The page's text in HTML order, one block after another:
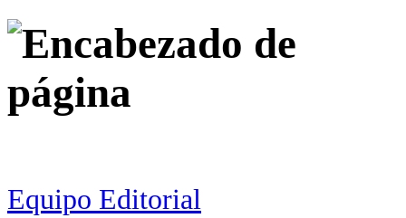
Equipo Editorial